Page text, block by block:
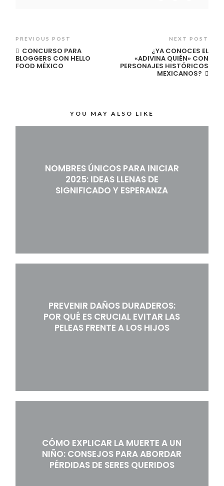
PREVIOUS POST
CONCURSO PARA
BLOGGERS CON HELLO
FOOD MÉXICO
NEXT POST
¿YA CONOCES EL
«ADIVINA QUIÉN» CON
PERSONAJES HISTÓRICOS
MEXICANOS?
YOU MAY ALSO LIKE
NOMBRES ÚNICOS PARA INICIAR
2025: IDEAS LLENAS DE
SIGNIFICADO Y ESPERANZA
PREVENIR DAÑOS DURADEROS:
POR QUÉ ES CRUCIAL EVITAR LAS
PELEAS FRENTE A LOS HIJOS
CÓMO EXPLICAR LA MUERTE A UN
NIÑO: CONSEJOS PARA ABORDAR
PÉRDIDAS DE SERES QUERIDOS